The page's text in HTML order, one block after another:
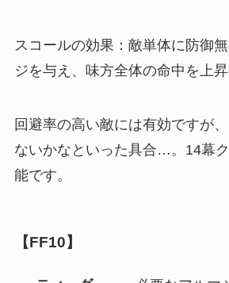
スコールの効果：敵単体に防御
ジを与え、味方全体の命中を上昇
回避率の高い敵には有効ですが
ないかなといった具合…。14幕
能です。
【FF10】